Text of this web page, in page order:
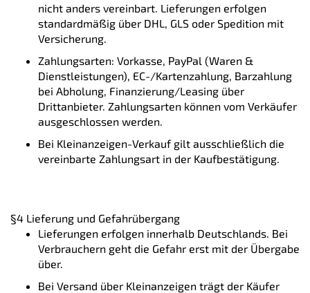
nicht anders vereinbart. Lieferungen erfolgen
standardmäßig über DHL, GLS oder Spedition mit
Versicherung.
Zahlungsarten: Vorkasse, PayPal (Waren &
Dienstleistungen), EC-/Kartenzahlung, Barzahlung
bei Abholung, Finanzierung/Leasing über
Drittanbieter. Zahlungsarten können vom Verkäufer
ausgeschlossen werden.
Bei Kleinanzeigen-Verkauf gilt ausschließlich die
vereinbarte Zahlungsart in der Kaufbestätigung.
§4 Lieferung und Gefahrübergang
Lieferungen erfolgen innerhalb Deutschlands. Bei
Verbrauchern geht die Gefahr erst mit der Übergabe
über.
Bei Versand über Kleinanzeigen trägt der Käufer